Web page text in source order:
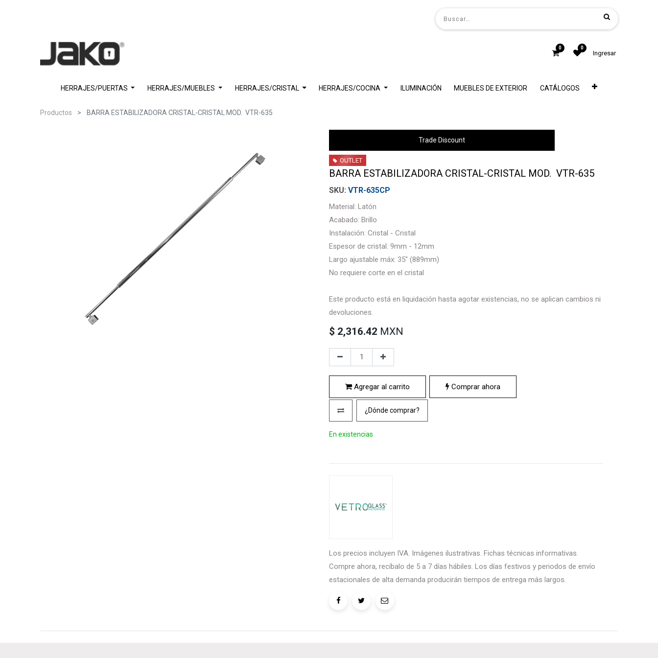
0 0
Ingresar
HERRAJES/PUERTAS HERRAJES/MUEBLES HERRAJES/CRISTAL HERRAJES/COCINA ILUMINACIÓN MUEBLES DE EXTERIOR CATÁLOGOS
Productos BARRA ESTABILIZADORA CRISTAL-CRISTAL MOD. VTR-635
Trade Discount
OUTLET
BARRA ESTABILIZADORA CRISTAL-CRISTAL MOD. VTR-635
VTR-635CP
Material: Latón
Acabado: Brillo
Instalación: Cristal - Cristal
Espesor de cristal: 9mm - 12mm
Largo ajustable máx: 35" (889mm)
No requiere corte en el cristal
Este producto está en liquidación hasta agotar existencias, no se aplican cambios ni
devoluciones.
$ 2,316.42 MXN
Agregar al carrito Comprar ahora
¿Dónde comprar?
En existencias
Los precios incluyen IVA. Imágenes ilustrativas. Fichas técnicas informativas.
Compre ahora, recíbalo de 5 a 7 días hábiles. Los días festivos y periodos de envío
estacionales de alta demanda producirán tiempos de entrega más largos.